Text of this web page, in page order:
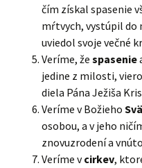
čím získal spasenie
mŕtvych, vystúpil do
uviedol svoje večné
Veríme, že spasenie
jedine z milosti,
diela Pána Ježiša
Veríme v Božieho
osobou, a v jeho
znovuzrodení a
Veríme vcirkev,